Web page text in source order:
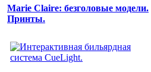
Marie Claire: безголовые модели.
Принты.